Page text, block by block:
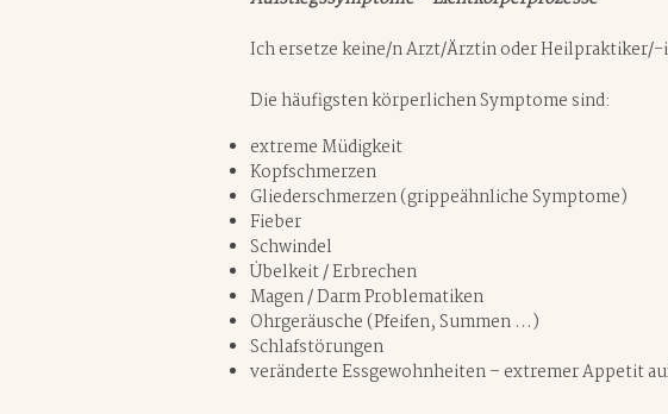
Ich ersetze keine/n Arzt/Ärztin oder Heilpraktiker/-
Die häufigsten körperlichen Symptome sind:
extreme Müdigkeit
Kopfschmerzen
Gliederschmerzen (grippeähnliche Symptome)
Fieber
Schwindel
Übelkeit / Erbrechen
Magen / Darm Problematiken
Ohrgeräusche (Pfeifen, Summen …)
Schlafstörungen
veränderte Essgewohnheiten – extremer Appetit